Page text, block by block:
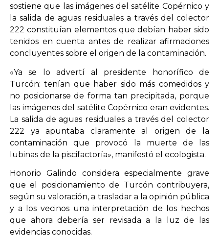
sostiene que las imágenes del satélite Copérnico y
la salida de aguas residuales a través del colector
222 constituían elementos que debían haber sido
tenidos en cuenta antes de realizar afirmaciones
concluyentes sobre el origen de la contaminación.
«Ya se lo advertí al presidente honorífico de
Turcón: tenían que haber sido más comedidos y
no posicionarse de forma tan precipitada, porque
las imágenes del satélite Copérnico eran evidentes.
La salida de aguas residuales a través del colector
222 ya apuntaba claramente al origen de la
contaminación que provocó la muerte de las
lubinas de la piscifactoría», manifestó el ecologista.
Honorio Galindo considera especialmente grave
que el posicionamiento de Turcón contribuyera,
según su valoración, a trasladar a la opinión pública
y a los vecinos una interpretación de los hechos
que ahora debería ser revisada a la luz de las
evidencias conocidas.